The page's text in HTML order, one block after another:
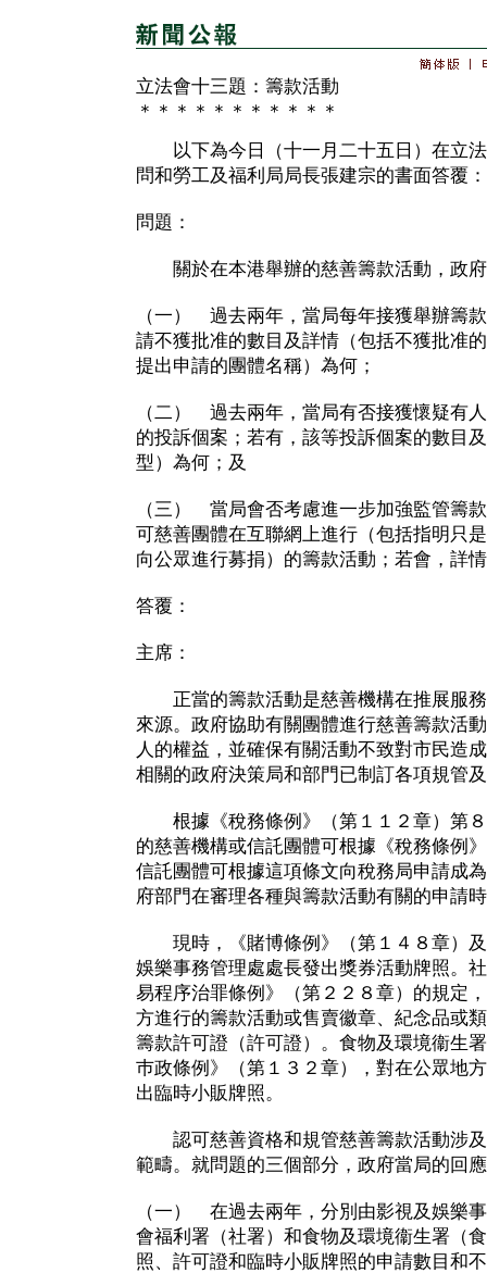
立法會十三題：籌款活動
＊＊＊＊＊＊＊＊＊＊＊
以下為今日（十一月二十五日）在立法
問和勞工及福利局局長張建宗的書面答覆：
問題：
關於在本港舉辦的慈善籌款活動，政府
（一） 過去兩年，當局每年接獲舉辦籌
請不獲批准的數目及詳情（包括不獲批准
提出申請的團體名稱）為何；
（二） 過去兩年，當局有否接獲懷疑有
的投訴個案；若有，該等投訴個案的數目
型）為何；及
（三） 當局會否考慮進一步加強監管籌
可慈善團體在互聯網上進行（包括指明只
向公眾進行募捐）的籌款活動；若會，詳
答覆：
主席：
正當的籌款活動是慈善機構在推展服務
來源。政府協助有關團體進行慈善籌款活
人的權益，並確保有關活動不致對市民造
相關的政府決策局和部門已制訂各項規管
根據《稅務條例》（第１１２章）第８
的慈善機構或信託團體可根據《稅務條例
信託團體可根據這項條文向稅務局申請成
府部門在審理各種與籌款活動有關的申請
現時，《賭博條例》（第１４８章）及
娛樂事務管理處處長發出獎券活動牌照。
易程序治罪條例》（第２２８章）的規定
方進行的籌款活動或售賣徽章、紀念品或
籌款許可證（許可證）。食物及環境衞生
巿政條例》（第１３２章），對在公眾地
出臨時小販牌照。
認可慈善資格和規管慈善籌款活動涉及
範疇。就問題的三個部分，政府當局的回
（一） 在過去兩年，分別由影視及娛樂
會福利署（社署）和食物及環境衞生署（
照、許可證和臨時小販牌照的申請數目和